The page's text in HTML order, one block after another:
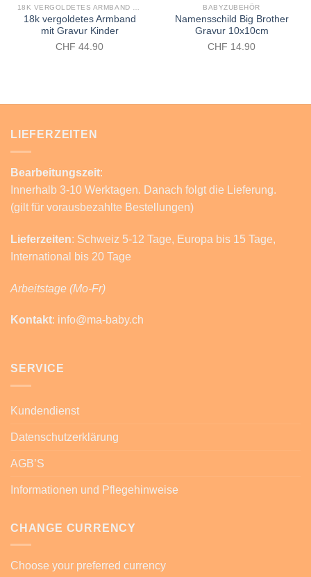
18k vergoldetes Armband
mit Gravur Kinder
CHF 44.90
BABYZUBEHÖR
Namensschild Big Brother
Gravur 10x10cm
CHF 14.90
LIEFERZEITEN
Bearbeitungszeit:
Innerhalb 3-10 Werktagen. Danach folgt die Lieferung.
(gilt für vorausbezahlte Bestellungen)
Lieferzeiten: Schweiz 5-12 Tage, Europa bis 15 Tage,
International bis 20 Tage
Arbeitstage (Mo-Fr)
Kontakt: info@ma-baby.ch
SERVICE
Kundendienst
Datenschutzerklärung
AGB’S
Informationen und Pflegehinweise
CHANGE CURRENCY
Choose your preferred currency